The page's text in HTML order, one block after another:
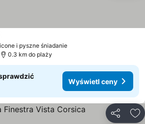
i pyszne śniadanie
0.3 km do plaży
Wyświetl ceny